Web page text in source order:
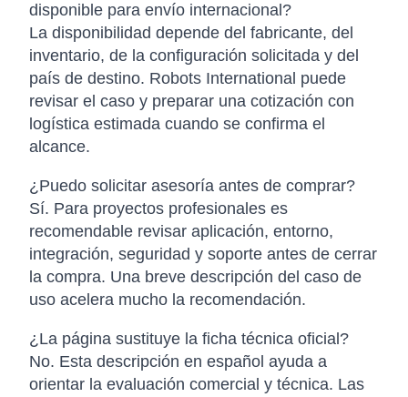
disponible para envío internacional?
La disponibilidad depende del fabricante, del
inventario, de la configuración solicitada y del
país de destino. Robots International puede
revisar el caso y preparar una cotización con
logística estimada cuando se confirma el
alcance.
¿Puedo solicitar asesoría antes de comprar?
Sí. Para proyectos profesionales es
recomendable revisar aplicación, entorno,
integración, seguridad y soporte antes de cerrar
la compra. Una breve descripción del caso de
uso acelera mucho la recomendación.
¿La página sustituye la ficha técnica oficial?
No. Esta descripción en español ayuda a
orientar la evaluación comercial y técnica. Las